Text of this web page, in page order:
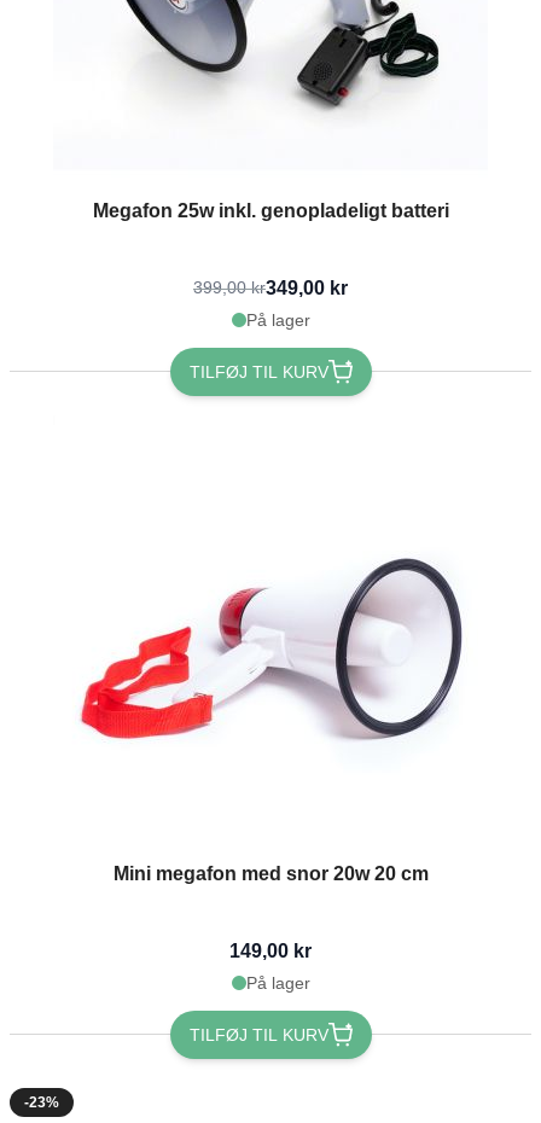
Megafon 25w inkl. genopladeligt batteri
399,00 kr349,00 kr
På lager
TILFØJ TIL KURV
Mini megafon med snor 20w 20 cm
149,00 kr
På lager
TILFØJ TIL KURV
-23%